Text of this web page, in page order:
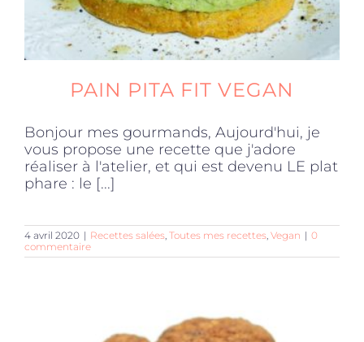
PAIN PITA FIT VEGAN
Bonjour mes gourmands, Aujourd'hui, je
vous propose une recette que j'adore
réaliser à l'atelier, et qui est devenu LE plat
phare : le [...]
4 avril 2020 | Recettes salées Toutes mes recettes Vegan | 0
commentaire